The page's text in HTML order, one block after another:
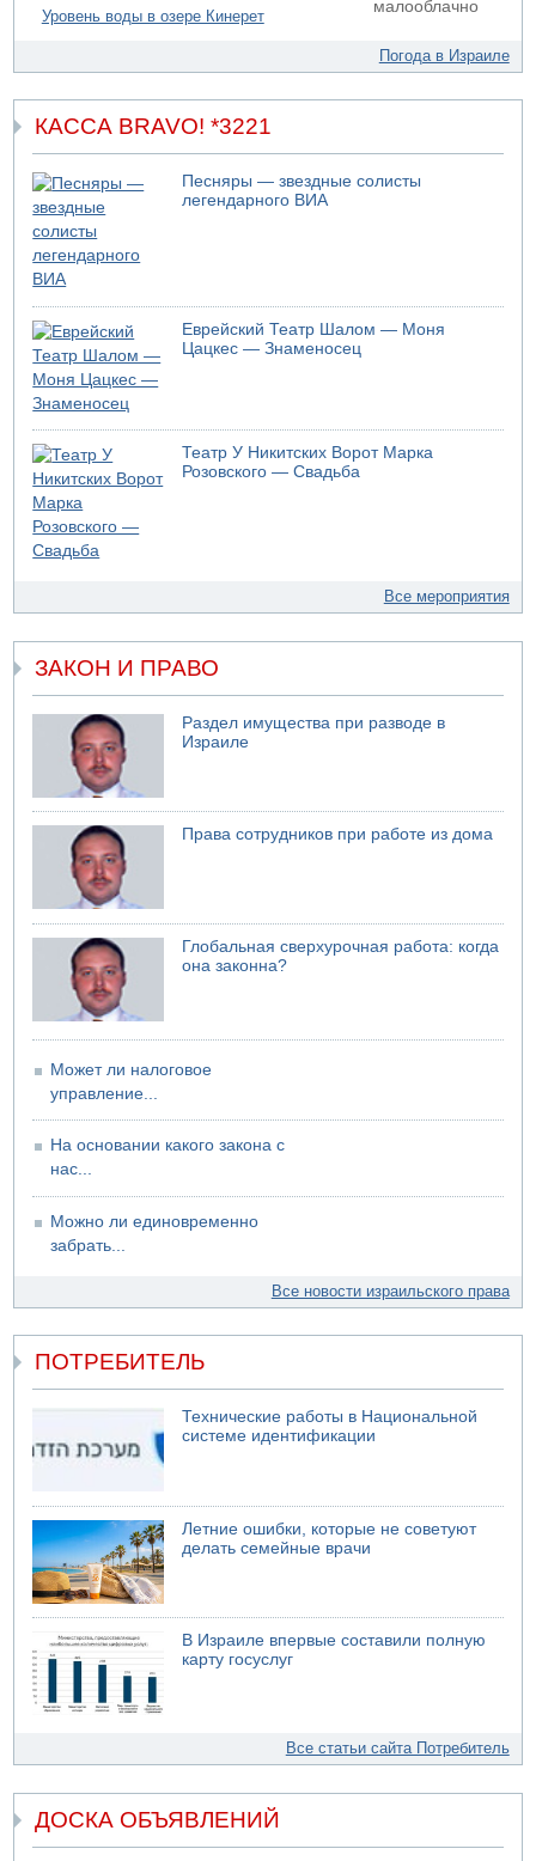
07.08.2026 19:14
Уровень воды в озере Кинерет
малооблачно
Погода в Израиле
КАССА BRAVO! *3221
Песняры — звездные солисты
легендарного ВИА
Еврейский Театр Шалом — Моня
Цацкес — Знаменосец
Театр У Никитских Ворот Марка
Розовского — Свадьба
Все мероприятия
ЗАКОН И ПРАВО
Раздел имущества при разводе в
Израиле
Права сотрудников при работе из дома
Глобальная сверхурочная работа: когда
она законна?
Может ли налоговое
управление...
На основании какого закона с
нас...
Можно ли единовременно
забрать...
Все новости израильского права
ПОТРЕБИТЕЛЬ
Технические работы в Национальной
системе идентификации
Летние ошибки, которые не советуют
делать семейные врачи
В Израиле впервые составили полную
карту госуслуг
Все статьи сайта Потребитель
ДОСКА ОБЪЯВЛЕНИЙ